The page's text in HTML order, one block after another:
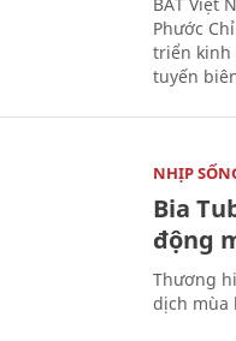
Phước
triển kinh
tuyến
NHỊP
Bia
động
Thương
dịch mùa